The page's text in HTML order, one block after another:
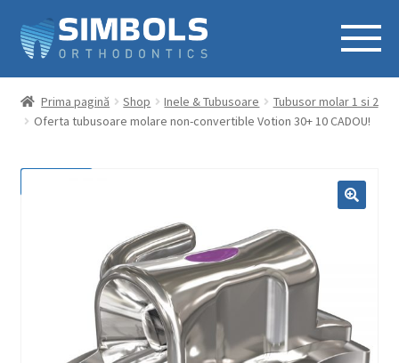
Prima pagină Shop Inele & Tubusoare
Tubusor molar 1 si 2
Oferta tubusoare molare non-convertible Votion 30+ 10 CADOU!